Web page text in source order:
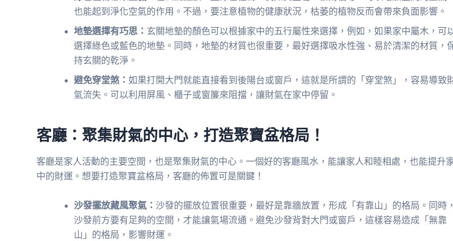
也能起到淨化空氣的作用。不過，要注意植物的健康狀況，枯萎的植物反而會帶來負面影響。
地墊選擇有巧思： 玄關地墊的顏色可以根據家中的五行屬性來選擇，例如，如果家中屬木，可
選擇綠色或藍色的地墊。同時，地墊的材質也很重要，最好選擇吸水性強、易於清潔的材質，
持玄關的乾淨。
避免穿堂煞： 如果打開大門就能直接看到後陽台或窗戶，這就是所謂的「穿堂煞」，容易導致
氣流失。可以利用屏風、櫃子或窗簾來阻擋，讓財氣在家中停留。
客廳：聚集財氣的中心，打造聚寶盆格局！
客廳是家人活動的主要空間，也是聚集財氣的中心。一個好的客廳風水，能讓家人和睦相處，也能提升
中的財運。想要打造聚寶盆格局，客廳的佈置可是關鍵！
沙發擺放藏風聚氣： 沙發的擺放位置很重要，最好是靠牆放置，形成「有靠山」的格局。同時，
沙發前方要有足夠的空間，才能讓氣場流通。避免沙發背對大門或窗戶，這樣容易造成「無靠
山」的格局，影響財運。